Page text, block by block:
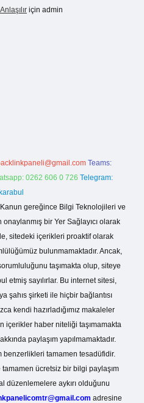
için admin
Teams:
0262 606 0 726 Telegram:
Kanun gereğince Bilgi Teknolojileri ve
onaylanmış bir Yer Sağlayıcı olarak
sitedeki içerikleri proaktif olarak
bulunmamaktadır. Ancak,
taşımakta olup, siteye
etmiş sayılırlar. Bu internet sitesi,
şahıs şirketi ile hiçbir bağlantısı
kendi hazırladığımız makaleler
içerikler haber niteliği taşımamakta
paylaşım yapılmamaktadır.
benzerlikleri tamamen tesadüfidir.
ücretsiz bir bilgi paylaşım
düzenlemelere aykırı olduğunu
adresine